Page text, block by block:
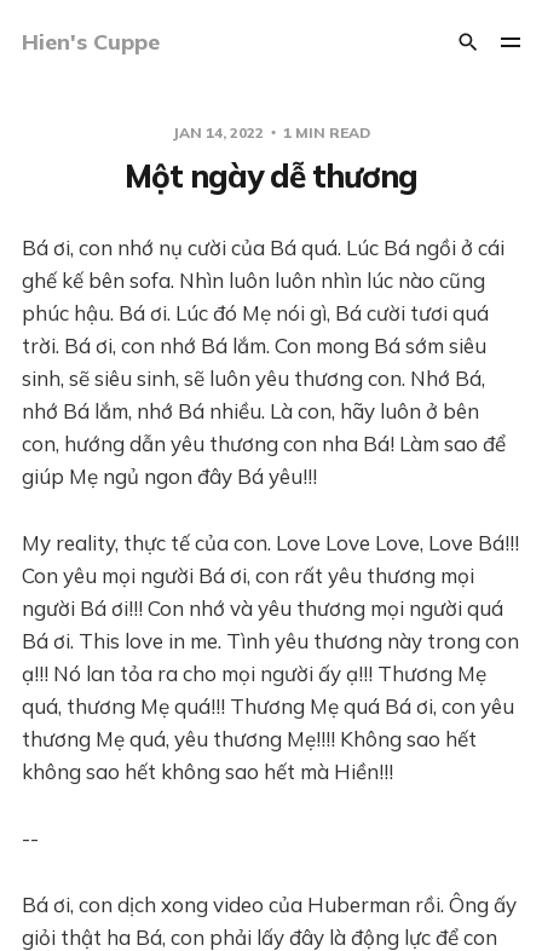
Hien's Cuppe
JAN 14, 2022 1 MIN READ
Một ngày dễ thương
Bá ơi, con nhớ nụ cười của Bá quá. Lúc Bá ngồi ở cái
ghế kế bên sofa. Nhìn luôn luôn nhìn lúc nào cũng
phúc hậu. Bá ơi. Lúc đó Mẹ nói gì, Bá cười tươi quá
trời. Bá ơi, con nhớ Bá lắm. Con mong Bá sớm siêu
sinh, sẽ siêu sinh, sẽ luôn yêu thương con. Nhớ Bá,
nhớ Bá lắm, nhớ Bá nhiều. Là con, hãy luôn ở bên
con, hướng dẫn yêu thương con nha Bá! Làm sao để
giúp Mẹ ngủ ngon đây Bá yêu!!!
My reality, thực tế của con. Love Love Love, Love Bá!!!
Con yêu mọi người Bá ơi, con rất yêu thương mọi
người Bá ơi!!! Con nhớ và yêu thương mọi người quá
Bá ơi. This love in me. Tình yêu thương này trong con
ạ!!! Nó lan tỏa ra cho mọi người ấy ạ!!! Thương Mẹ
quá, thương Mẹ quá!!! Thương Mẹ quá Bá ơi, con yêu
thương Mẹ quá, yêu thương Mẹ!!!! Không sao hết
không sao hết không sao hết mà Hiền!!!
--
Bá ơi, con dịch xong video của Huberman rồi. Ông ấy
giỏi thật ha Bá, con phải lấy đây là động lực để con